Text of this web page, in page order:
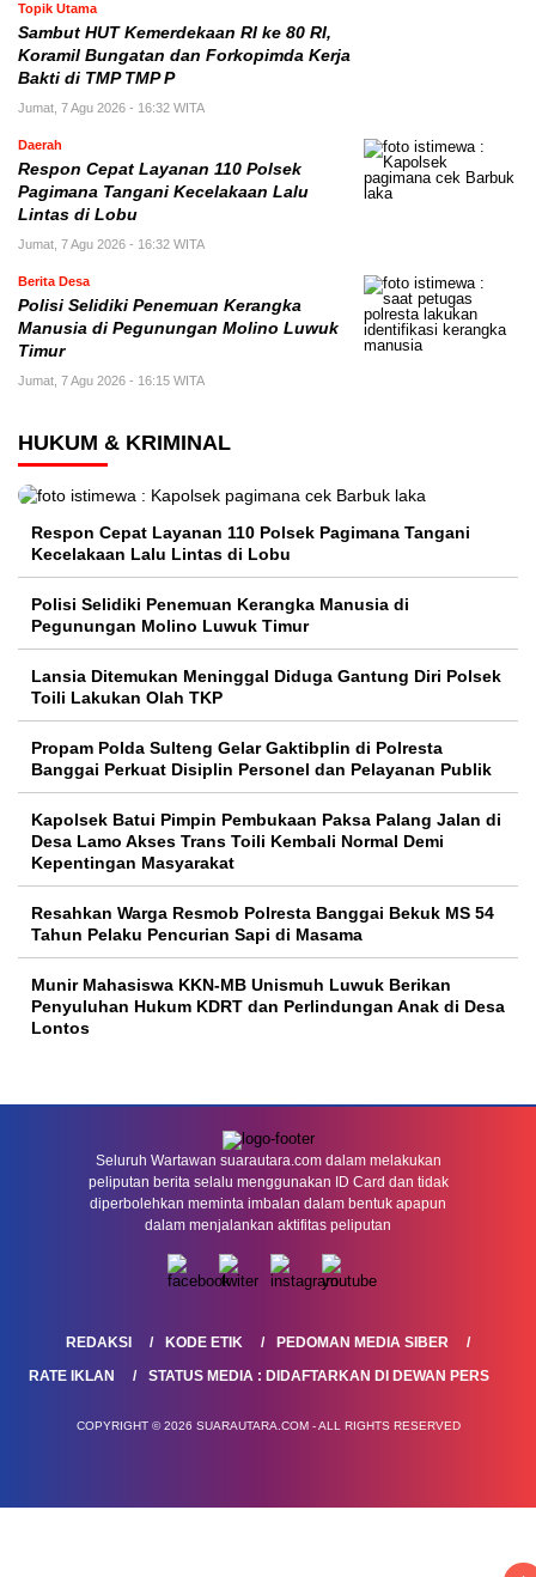
Topik Utama
Sambut HUT Kemerdekaan RI ke 80 RI,
Koramil Bungatan dan Forkopimda Kerja
Bakti di TMP TMP P
Jumat, 7 Agu 2026 - 16:32 WITA
Daerah
Respon Cepat Layanan 110 Polsek
Pagimana Tangani Kecelakaan Lalu
Lintas di Lobu
Jumat, 7 Agu 2026 - 16:32 WITA
Berita Desa
Polisi Selidiki Penemuan Kerangka
Manusia di Pegunungan Molino Luwuk
Timur
Jumat, 7 Agu 2026 - 16:15 WITA
HUKUM & KRIMINAL
Respon Cepat Layanan 110 Polsek Pagimana Tangani
Kecelakaan Lalu Lintas di Lobu
Polisi Selidiki Penemuan Kerangka Manusia di
Pegunungan Molino Luwuk Timur
Lansia Ditemukan Meninggal Diduga Gantung Diri Polsek
Toili Lakukan Olah TKP
Propam Polda Sulteng Gelar Gaktibplin di Polresta
Banggai Perkuat Disiplin Personel dan Pelayanan Publik
Kapolsek Batui Pimpin Pembukaan Paksa Palang Jalan di
Desa Lamo Akses Trans Toili Kembali Normal Demi
Kepentingan Masyarakat
Resahkan Warga Resmob Polresta Banggai Bekuk MS 54
Tahun Pelaku Pencurian Sapi di Masama
Munir Mahasiswa KKN-MB Unismuh Luwuk Berikan
Penyuluhan Hukum KDRT dan Perlindungan Anak di Desa
Lontos
Seluruh Wartawan suarautara.com dalam melakukan
peliputan berita selalu menggunakan ID Card dan tidak
diperbolehkan meminta imbalan dalam bentuk apapun
dalam menjalankan aktifitas peliputan
REDAKSI KODE ETIK
PEDOMAN MEDIA SIBER
RATE IKLAN
STATUS MEDIA : DIDAFTARKAN DI DEWAN PERS
COPYRIGHT © 2026 SUARAUTARA.COM - ALL RIGHTS RESERVED